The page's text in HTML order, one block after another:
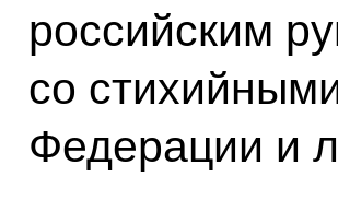
российским
со
Федерации и